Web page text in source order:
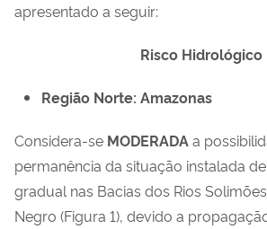
apresentado a seguir:
Risco Hidrológico
Região Norte: Amazonas
Considera-se MODERADAa
permanência da situação instalada
gradual nas Bacias dos Rios
Negro (Figura 1), devido a